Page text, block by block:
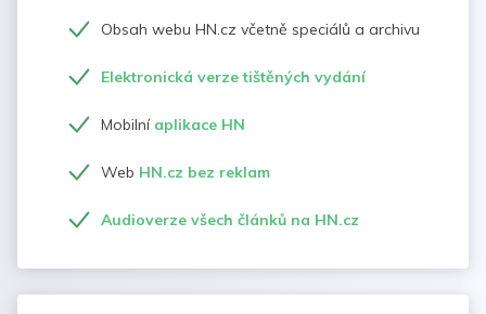
Obsah webu HN.cz včetně speciálů a archivu
Elektronická verze tištěných vydání
Mobilní aplikace HN
Web HN.cz bez reklam
Audioverze všech článků na HN.cz